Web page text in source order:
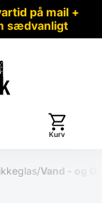
på mail +
sædvanligt
Kurv
/Vand - og